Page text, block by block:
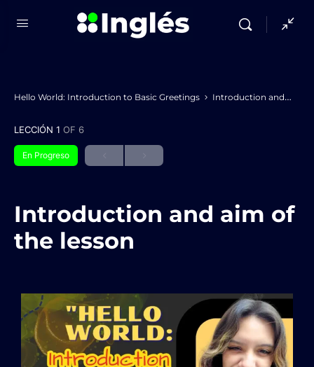
Hello World: Introduction to Basic Greetings Introduction and aim of the lesson
LECCIÓN 1 OF 6
En Progreso
Introduction and aim of
the lesson